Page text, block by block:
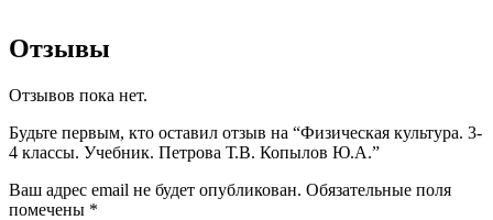
Отзывы
Отзывов пока нет.
Будьте первым, кто оставил отзыв на “Физическая культура. 3-
4 классы. Учебник. Петрова Т.В. Копылов Ю.А.”
Ваш адрес email не будет опубликован. Обязательные поля
помечены *